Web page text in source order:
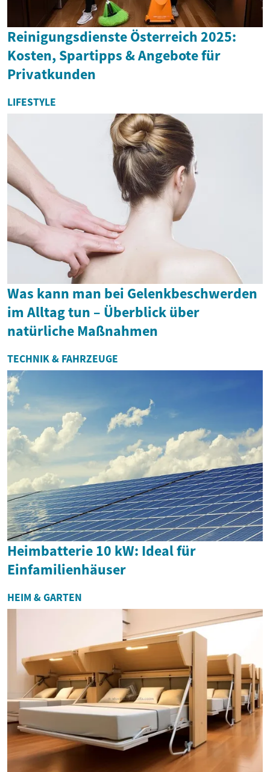
Reinigungsdienste Österreich 2025:
Kosten, Spartipps & Angebote für
Privatkunden
LIFESTYLE
Was kann man bei Gelenkbeschwerden
im Alltag tun – Überblick über
natürliche Maßnahmen
TECHNIK & FAHRZEUGE
Heimbatterie 10 kW: Ideal für
Einfamilienhäuser
HEIM & GARTEN